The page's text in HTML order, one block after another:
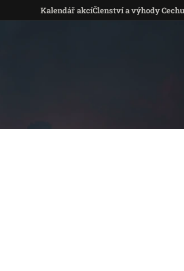
Kalendář akcíČlenství a výhody Cechu